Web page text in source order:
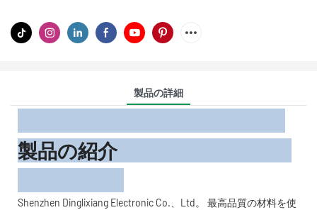
製品の詳細
製品の紹介
Shenzhen Dinglixiang Electronic Co.、Ltd。 最高品質の材料を使